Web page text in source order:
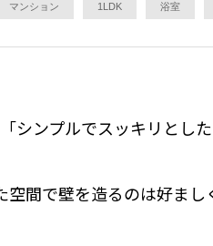
シンプルでスッキリとし
空間で壁を造るのは好ま
マンション 1LDK 浴室